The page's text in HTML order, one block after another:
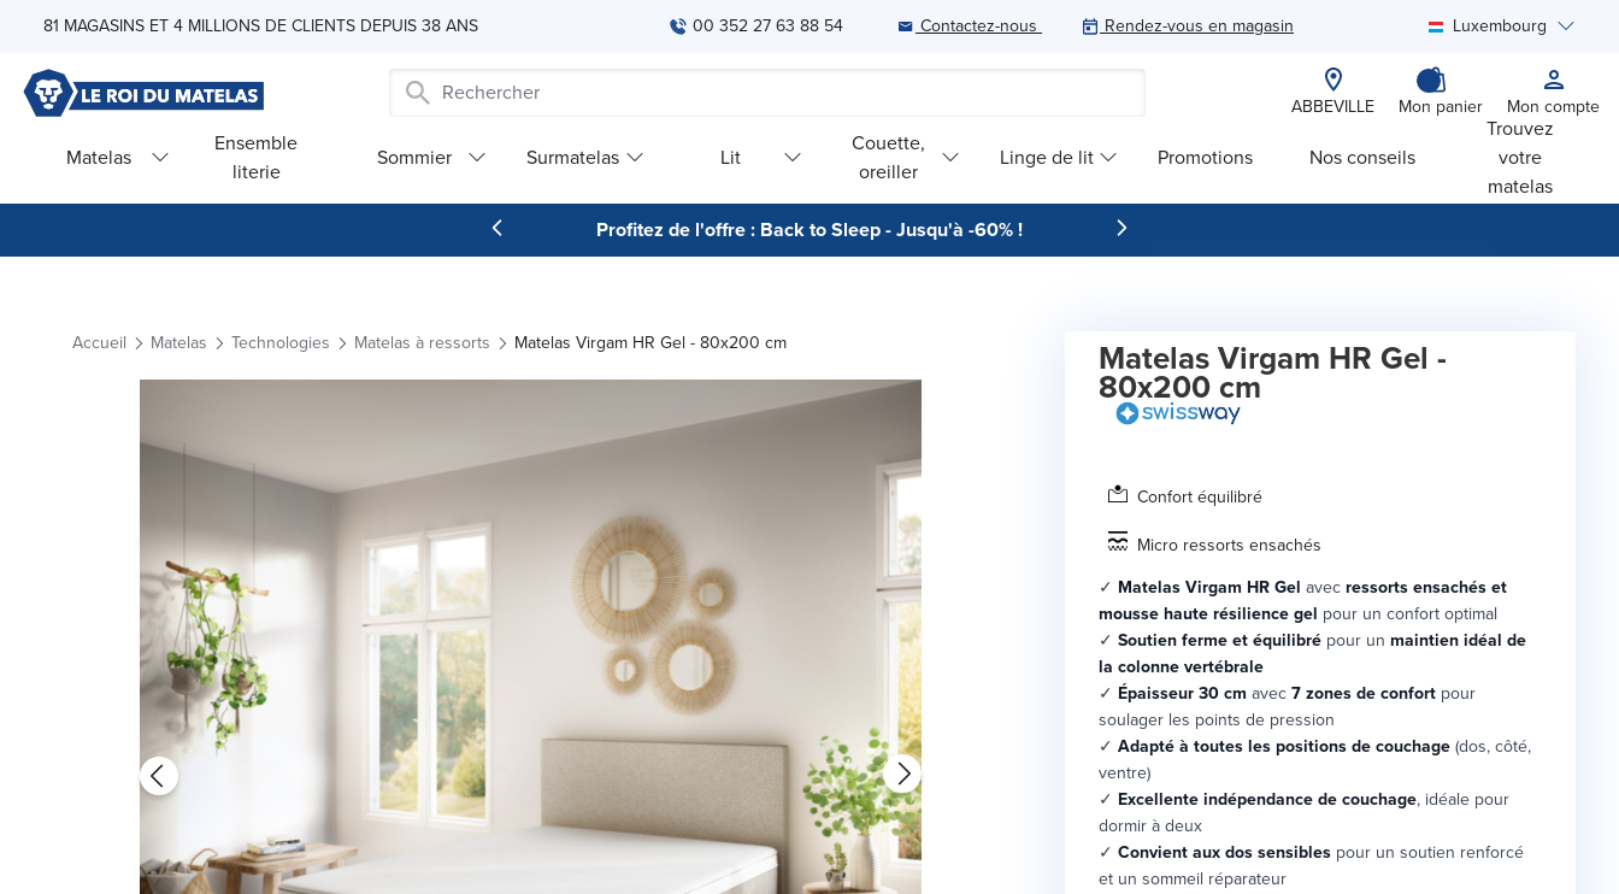
Skip to Content
81 MAGASINS ET 4 MILLIONS DE CLIENTS DEPUIS 38 ANS 00 352 27 63 88 54 Contactez-nous Rendez-vous en magasin Luxembourg
ABBEVILLE Mon panier Mon compte
Matelas
Ensemble
literie
Sommier Surmatelas Lit
Couette,
oreiller
Linge de lit Promotions Nos conseils
Trouvez
votre
matelas
Profitez de l'offre : Back to Sleep - Jusqu'à -60% !
Accueil Matelas Technologies Matelas à ressorts Matelas Virgam HR Gel - 80x200 cm Matelas Virgam HR Gel -
80x200 cm
Confort équilibré
Micro ressorts ensachés
✓ Matelas Virgam HR Gel avecressorts ensachés et
mousse haute résilience gel pour un confort optimal
✓ Soutien ferme et équilibré pour un maintien idéal de
la colonne vertébrale
✓ Épaisseur 30 cm avec7 zones de confort pour
soulager les points de pression
✓ Adapté à toutes les positions de couchage(dos, côté,
ventre)
✓ Excellente indépendance de couchage, idéale pour
dormir à deux
✓ Convient aux dos sensibles pour un soutien renforcé
et un sommeil réparateur